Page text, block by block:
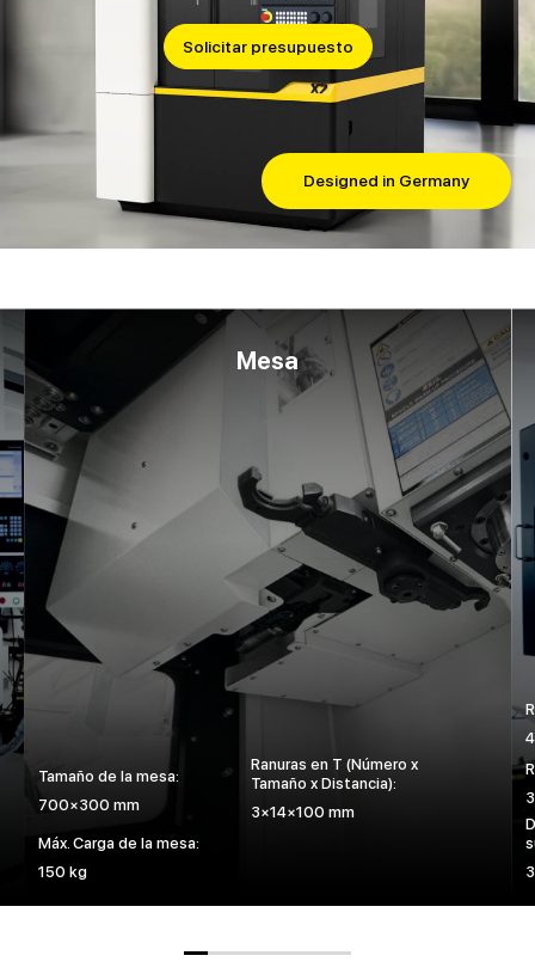
Solicitar presupuesto
Designed in Germany
Mesa
Tamaño de la mesa:
700×300 mm
Ranuras en T (Número x
Tamaño x Distancia):
3×14×100 mm
Máx. Carga de la mesa:
150 kg